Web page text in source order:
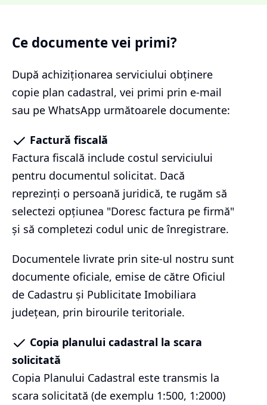
Ce documente vei primi?
După achiziționarea serviciului obținere
copie plan cadastral, vei primi prin e-mail
sau pe WhatsApp următoarele documente:
Factură fiscală
Factura fiscală include costul serviciului
pentru documentul solicitat. Dacă
reprezinți o persoană juridică, te rugăm să
selectezi opțiunea "Doresc factura pe firmă"
și să completezi codul unic de înregistrare.
Documentele livrate prin site-ul nostru sunt
documente oficiale, emise de către Oficiul
de Cadastru și Publicitate Imobiliara
județean, prin birourile teritoriale.
Copia planului cadastral la scara
solicitată
Copia Planului Cadastral este transmis la
scara solicitată (de exemplu 1:500, 1:2000)